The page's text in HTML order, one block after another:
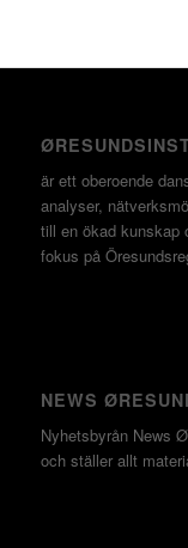
är ett oberoende
analyser,
till en ökad kunskap
fokus på
NEWS
Nyhetsbyrån News
och ställer allt